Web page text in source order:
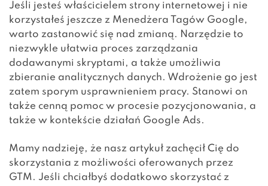
Jeśli jesteś właścicielem strony internetowej i nie
korzystałeś jeszcze z Menedżera Tagów Google,
warto zastanowić się nad zmianą. Narzędzie to
niezwykle ułatwia proces zarządzania
dodawanymi skryptami, a także umożliwia
zbieranie analitycznych danych. Wdrożenie go jest
zatem sporym usprawnieniem pracy. Stanowi on
także cenną pomoc w procesie pozycjonowania, a
także w kontekście działań Google Ads.
Mamy nadzieję, że nasz artykuł zachęcił Cię do
skorzystania z możliwości oferowanych przez
GTM. Jeśli chciałbyś dodatkowo skorzystać z